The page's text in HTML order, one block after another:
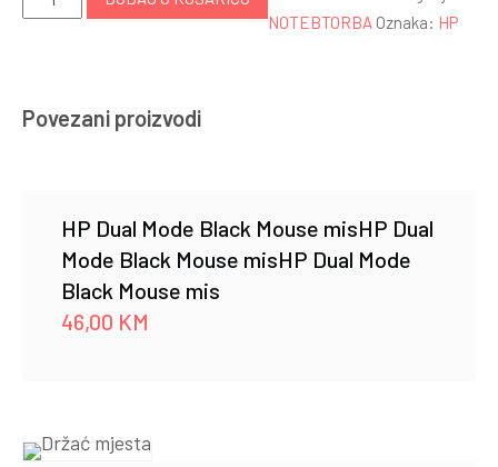
Bckpck
15,6Laptop
15Laptop
Bckpck
količina
NOTEBTORBA Oznaka: HP
Povezani proizvodi
HP Dual Mode Black Mouse misHP Dual
Mode Black Mouse misHP Dual Mode
Black Mouse mis
46,00 KM